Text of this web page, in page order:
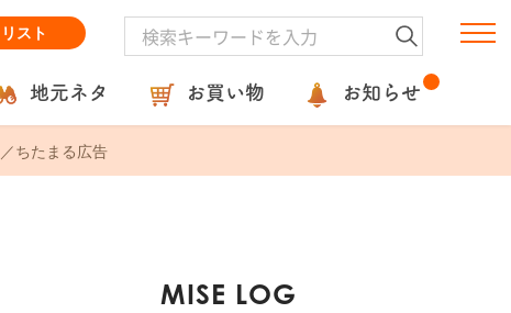
スト
地元ネタ お買い物 お知らせ
ちたまる広告
MISE LOG